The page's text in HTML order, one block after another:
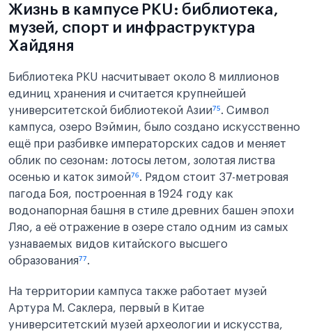
Жизнь в кампусе PKU: библиотека,
музей, спорт и инфраструктура
Хайдяня
Библиотека PKU насчитывает около 8 миллионов
единиц хранения и считается крупнейшей
университетской библиотекой Азии⁷⁵. Символ
кампуса, озеро Вэймин, было создано искусственно
ещё при разбивке императорских садов и меняет
облик по сезонам: лотосы летом, золотая листва
осенью и каток зимой⁷⁶. Рядом стоит 37-метровая
пагода Боя, построенная в 1924 году как
водонапорная башня в стиле древних башен эпохи
Ляо, а её отражение в озере стало одним из самых
узнаваемых видов китайского высшего
образования⁷⁷.
На территории кампуса также работает музей
Артура М. Саклера, первый в Китае
университетский музей археологии и искусства,